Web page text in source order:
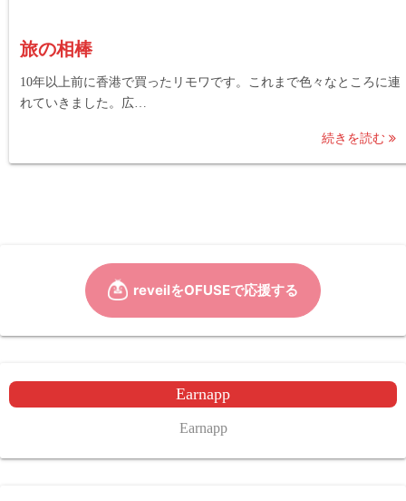
旅の相棒
10年以上前に香港で買ったリモワです。これまで色々なところに連
れていきました。広…
続きを読む
Earnapp
Earnapp